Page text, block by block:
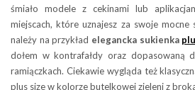
śmiało modele z cekinami lub
miejscach, które uznajesz za swoje mocne
należy na przykład elegancka sukienka
dołem w kontrafałdy oraz dopasowaną
ramiączkach. Ciekawie wygląda też
plus size w kolorze butelkowej zieleni z